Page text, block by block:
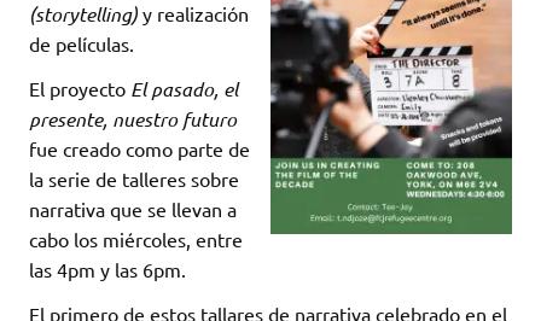
(storytelling) y realización
de películas.
El proyecto El pasado, el
presente, nuestro futuro
fue creado como parte de
la serie de talleres sobre
narrativa que se llevan a
cabo los miércoles, entre
las 4pm y las 6pm.
El primero de estos tallares de narrativa celebrado en el